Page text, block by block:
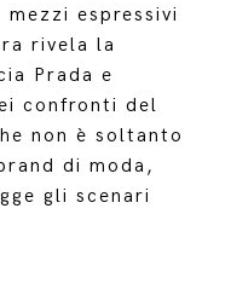
espressivi
rivela la
Prada e
confronti del
non è soltanto
di moda,
gli scenari